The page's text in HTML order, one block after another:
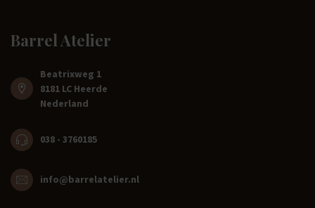
Barrel Atelier
Beatrixweg 1
8181 LC Heerde
Nederland
038 - 3760185
info@barrelatelier.nl